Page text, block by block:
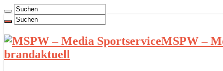
MSPW –
brandaktuell